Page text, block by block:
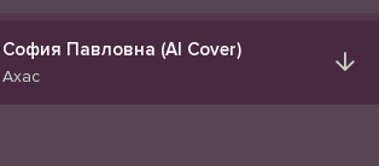
София Павловна (AI Cover)
Ахас